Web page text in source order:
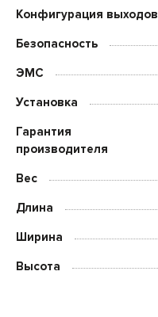
Конфигурация выходов
Безопасность
ЭМС
Установка
Гарантия
производителя
Вес
Длина
Ширина
Высота